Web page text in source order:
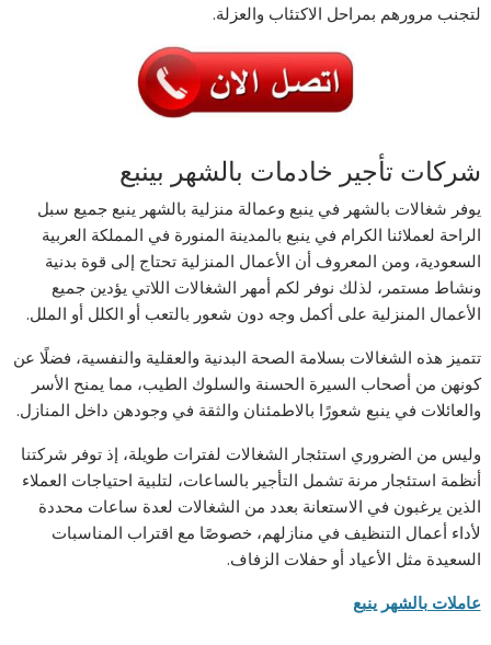
لتجنب مرورهم بمراحل الاكتئاب والعزلة.
شركات تأجير خادمات بالشهر بينبع
يوفر شغالات بالشهر في ينبع وعمالة منزلية بالشهر ينبع جميع سبل
الراحة لعملائنا الكرام في ينبع بالمدينة المنورة في المملكة العربية
السعودية، ومن المعروف أن الأعمال المنزلية تحتاج إلى قوة بدنية
ونشاط مستمر، لذلك نوفر لكم أمهر الشغالات اللاتي يؤدين جميع
الأعمال المنزلية على أكمل وجه دون شعور بالتعب أو الكلل أو الملل.
تتميز هذه الشغالات بسلامة الصحة البدنية والعقلية والنفسية، فضلًا عن
كونهن من أصحاب السيرة الحسنة والسلوك الطيب، مما يمنح الأسر
والعائلات في ينبع شعورًا بالاطمئنان والثقة في وجودهن داخل المنازل.
وليس من الضروري استئجار الشغالات لفترات طويلة، إذ توفر شركتنا
أنظمة استئجار مرنة تشمل التأجير بالساعات، لتلبية احتياجات العملاء
الذين يرغبون في الاستعانة بعدد من الشغالات لعدة ساعات محددة
لأداء أعمال التنظيف في منازلهم، خصوصًا مع اقتراب المناسبات
السعيدة مثل الأعياد أو حفلات الزفاف.
عاملات بالشهر ينبع